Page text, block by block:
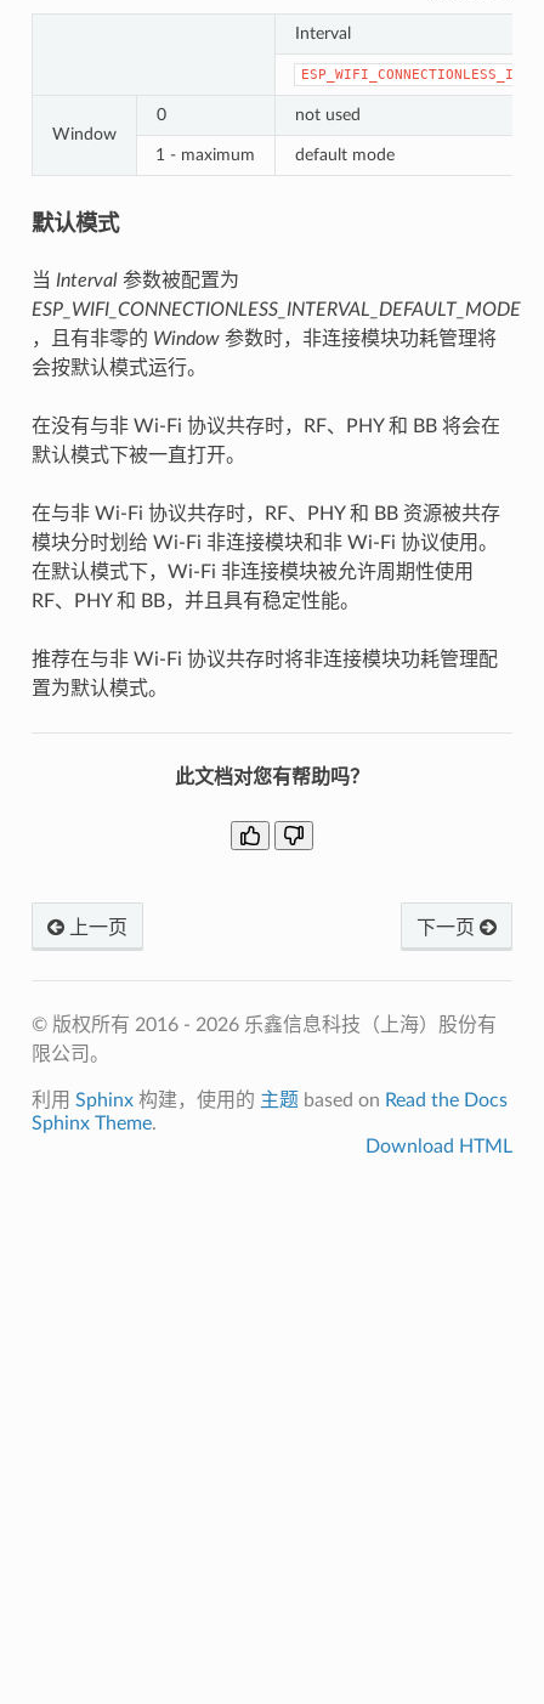
Interval
Window
0 not used
1 - maximum default mode
默认模式
当 Interval参数被配置为
ESP_WIFI_CONNECTIONLESS_INTERVAL_DEFAULT_MODE
，且有非零的 Window参数时，非连接模块功耗管理将
会按默认模式运行。
在没有与非 Wi-Fi 协议共存时，RF、PHY 和 BB 将会在
默认模式下被一直打开。
在与非 Wi-Fi 协议共存时，RF、PHY 和 BB 资源被共存
模块分时划给 Wi-Fi 非连接模块和非 Wi-Fi 协议使用。
在默认模式下，Wi-Fi 非连接模块被允许周期性使用
RF、PHY 和 BB，并且具有稳定性能。
推荐在与非 Wi-Fi 协议共存时将非连接模块功耗管理配
置为默认模式。
此文档对您有帮助吗？
上一页 下一页
© 版权所有 2016 - 2026 乐鑫信息科技（上海）股份有
限公司。
利用 Sphinx构建，使用的 主题 based on Read the Docs
Sphinx Theme.
Download HTML